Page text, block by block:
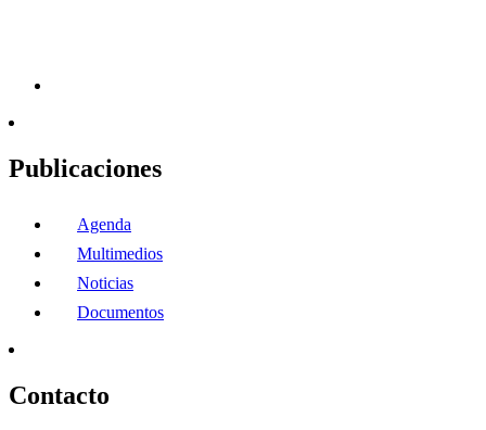
Publicaciones
Agenda
Multimedios
Noticias
Documentos
Contacto